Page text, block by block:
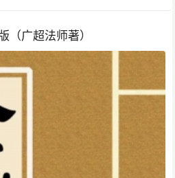
（广超法师著）